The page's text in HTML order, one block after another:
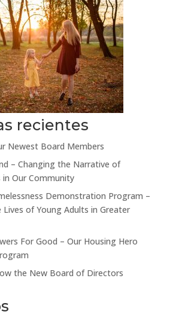
recientes
Newest Board Members
– Changing the Narrative of
in Our Community
Demonstration Program –
Lives of Young Adults in Greater
For Good – Our Housing Hero
the New Board of Directors